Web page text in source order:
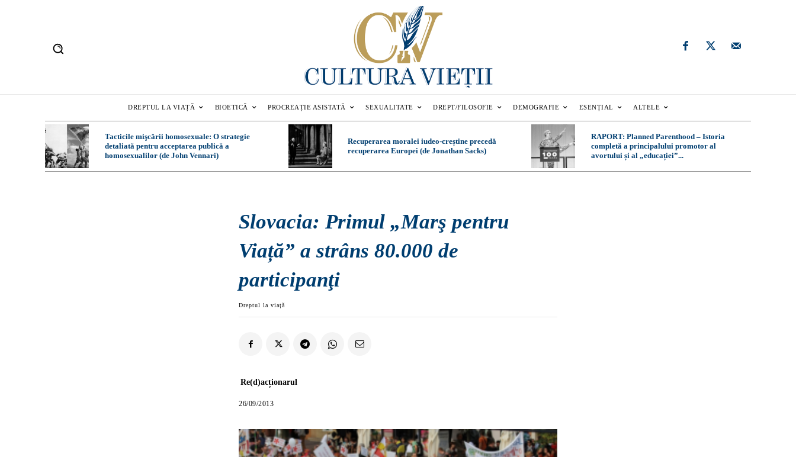
DREPTUL LA VIAȚĂ BIOETICĂ PROCREAȚIE ASISTATĂ SEXUALITATE DREPT/FILOSOFIE DEMOGRAFIE ESENȚIAL ALTELE
Tacticile mişcării homosexuale: O strategie
detaliată pentru acceptarea publică a
homosexualilor (de John Vennari)
Recuperarea moralei iudeo-creștine precedă
recuperarea Europei (de Jonathan Sacks)
RAPORT: Planned Parenthood – Istoria
completă a principalului promotor al
avortului și al „educației”...
Slovacia: Primul „Marş pentru
Viață” a strâns 80.000 de
participanţi
Dreptul la viață
Re(d)acționarul
26/09/2013